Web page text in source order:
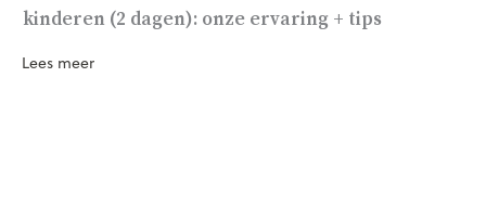
kinderen (2 dagen): onze ervaring + tips
Lees meer